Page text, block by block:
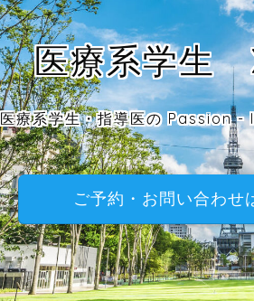
医療系学
医療系学生・指導医の
ご予約・お問い合わせ